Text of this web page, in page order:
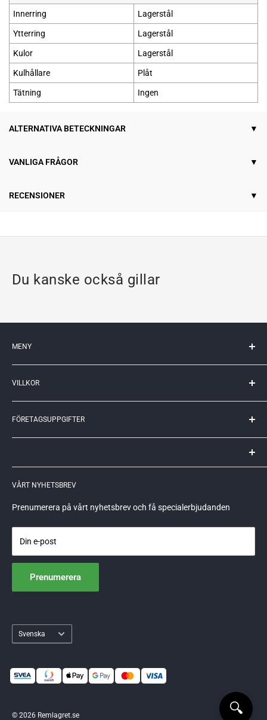
Innerring Lagerstål
Ytterring Lagerstål
Kulor Lagerstål
Kulhållare Plåt
Tätning Ingen
ALTERNATIVA BETECKNINGAR
VANLIGA FRÅGOR
RECENSIONER
Du kanske också gillar
MENY
Mitt konto
Kontakta oss
Kunskapscenter
Returer
Webbplatskarta
VILLKOR
Köpvillkor
Leveransvillkor
Policy och Cookies
FÖRETAGSUPPGIFTER
559248-6715
info@remlagret.se
VÅRT NYHETSBREV
Prenumerera på vårt nyhetsbrev och få specialerbjudanden
Din e-post
Prenumerera
Språk
Svenska
© 2026 Remlagret.se 🔍